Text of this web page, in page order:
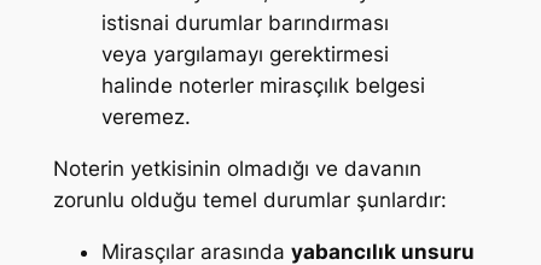
istisnai durumlar barındırması
veya yargılamayı gerektirmesi
halinde noterler mirasçılık belgesi
veremez.
Noterin yetkisinin olmadığı ve davanın
zorunlu olduğu temel durumlar şunlardır:
Mirasçılar arasında yabancılık unsuru